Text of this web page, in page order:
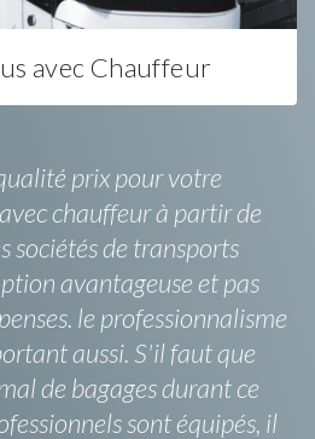
avec Chauffeur
prix pour votre
chauffeur à partir de
sociétés de transports
avantageuse et pas
le professionnalisme
aussi. S'il faut que
de bagages durant ce
sont équipés, il